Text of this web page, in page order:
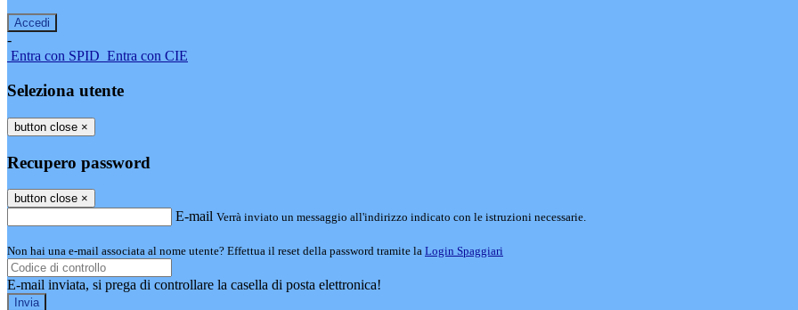
-
Entra con SPID Entra con CIE
Seleziona utente
button close ×
Recupero password
button close ×
E-mail Verrà inviato un messaggio all'indirizzo indicato con le istruzioni necessarie.
Non hai una e-mail associata al nome utente? Effettua il reset della password tramite la Login Spaggiari
E-mail inviata, si prega di controllare la casella di posta elettronica!